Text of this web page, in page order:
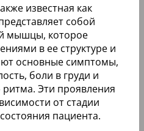
известная как
собой
мышцы, которое
в ее структуре и
основные симптомы,
боли в груди и
Эти проявления
от стадии
пациента.